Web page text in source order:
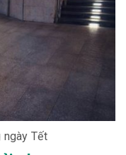
ngày Tết